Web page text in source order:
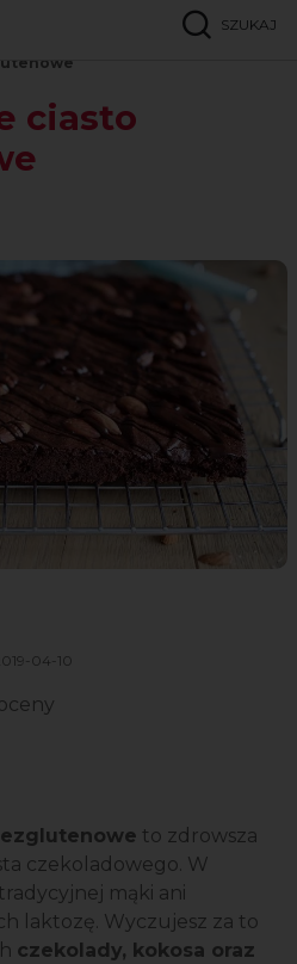
SZUKAJ
ciasto
Pinterest
w serwisie Facebook
04-10
to zdrowsza
czekoladowego. W
mąki ani
laktozę. Wyczujesz za to
czekolady, kokosa oraz